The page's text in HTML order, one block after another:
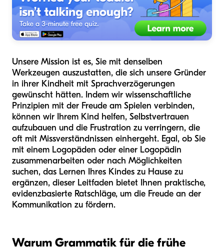
Unsere Mission ist es, Sie mit denselben
Werkzeugen auszustatten, die sich unsere Gründer
in ihrer Kindheit mit Sprachverzögerungen
gewünscht hätten. Indem wir wissenschaftliche
Prinzipien mit der Freude am Spielen verbinden,
können wir Ihrem Kind helfen, Selbstvertrauen
aufzubauen und die Frustration zu verringern, die
oft mit Missverständnissen einhergeht. Egal, ob Sie
mit einem Logopäden oder einer Logopädin
zusammenarbeiten oder nach Möglichkeiten
suchen, das Lernen Ihres Kindes zu Hause zu
ergänzen, dieser Leitfaden bietet Ihnen praktische,
evidenzbasierte Ratschläge, um die Freude an der
Kommunikation zu fördern.
Warum Grammatik für die frühe